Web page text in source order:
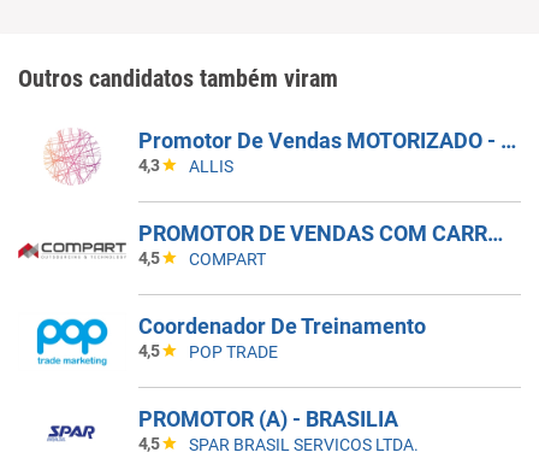
Outros candidatos também viram
Promotor De Vendas MOTORIZADO - Pojuca E São Sebastião Do Passé (BA)
4,3 ALLIS
PROMOTOR DE VENDAS COM CARRO - INDAIATUBA - SP
4,5 COMPART
Coordenador De Treinamento
4,5 POP TRADE
PROMOTOR (A) - BRASILIA
4,5 SPAR BRASIL SERVICOS LTDA.